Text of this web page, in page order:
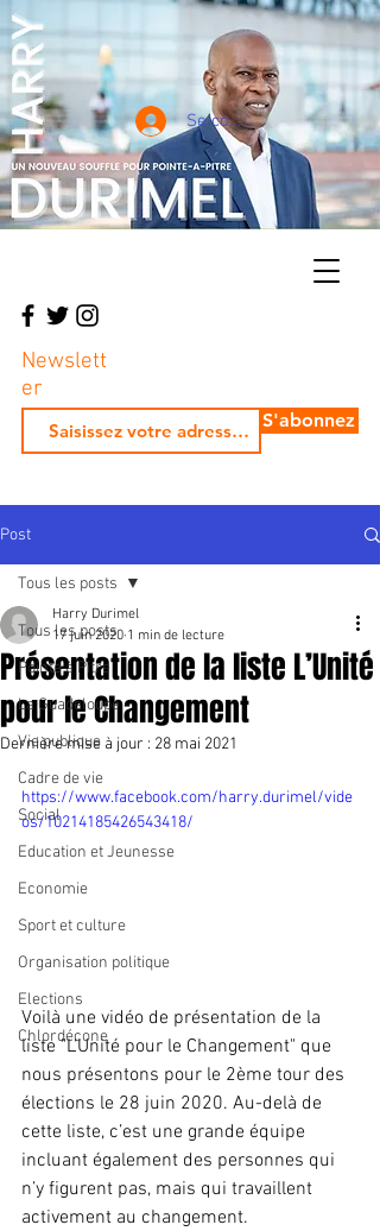
Se connecter
Newslett
er
S'abonnez
Post
Tous les posts
Pointe à Pitre
La Guadeloupe
Vie publique
Cadre de vie
Social
Education et Jeunesse
Economie
Sport et culture
Organisation politique
Elections
Chlordécone
Tous les posts
Présentation de la liste L’Unité
pour le Changement
Harry Durimel
17 juin 2020 1 min de lecture
Dernière mise à jour : 28 mai 2021
https://www.facebook.com/harry.durimel/vide
os/10214185426543418/
Voilà une vidéo de présentation de la
liste "L’Unité pour le Changement" que
nous présentons pour le 2ème tour des
élections le 28 juin 2020. Au-delà de
cette liste, c’est une grande équipe
incluant également des personnes qui
n’y figurent pas, mais qui travaillent
activement au changement.